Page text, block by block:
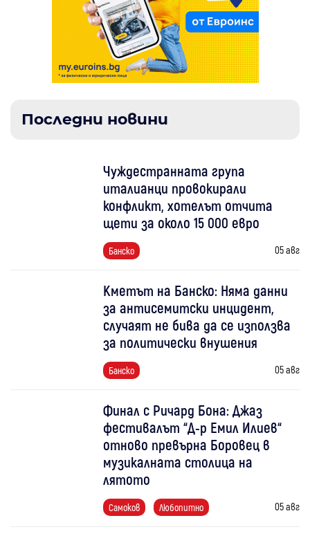
Последни новини
Чуждестранната група
италианци провокирали
конфликт, хотелът отчита
щети за около 15 000 евро
Банско 05 авг
Кметът на Банско: Няма данни
за антисемитски инцидент,
случаят не бива да се използва
за политически внушения
Банско 05 авг
Финал с Ричард Бона: Джаз
фестивалът “Д-р Емил Илиев“
отново превърна Боровец в
музикалната столица на
лятото
Самоков Любопитно 05 авг